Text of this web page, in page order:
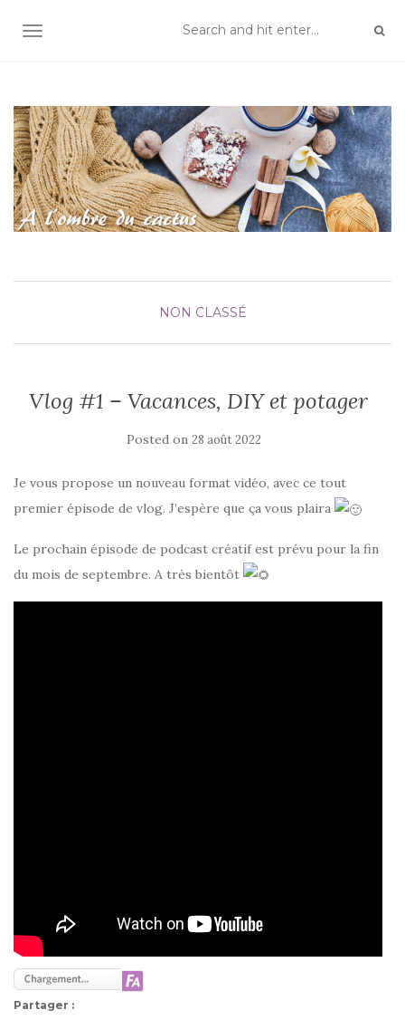
TOGGLE NAVIGATION
NON CLASSÉ
Vlog #1 – Vacances, DIY et potager
Posted on 28 août 2022
Je vous propose un nouveau format vidéo, avec ce tout
premier épisode de vlog. J’espère que ça vous plaira
Le prochain épisode de podcast créatif est prévu pour la fin
du mois de septembre. A très bientôt
Partager :